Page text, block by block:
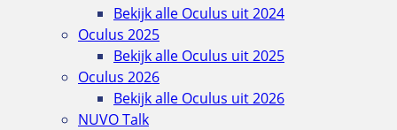
Bekijk alle Oculus uit 2024
Oculus 2025
Bekijk alle Oculus uit 2025
Oculus 2026
Bekijk alle Oculus uit 2026
NUVO Talk